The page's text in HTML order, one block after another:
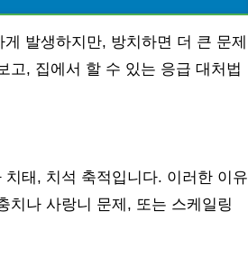
발생하지만, 방치하면 더 큰 문제
고, 집에서 할 수 있는 응급 대처법
태, 치석 축적입니다. 이러한 이유
치나 사랑니 문제, 또는 스케일링